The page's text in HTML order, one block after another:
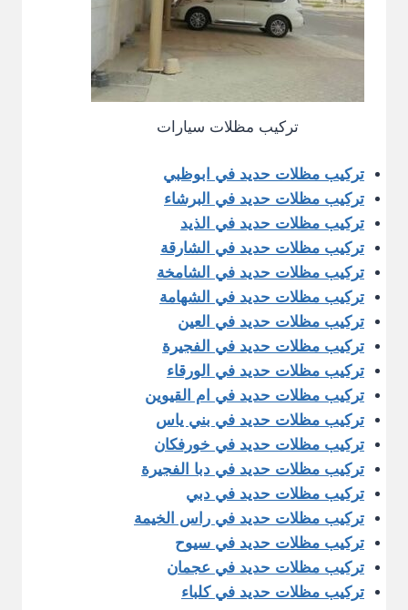
تركيب مظلات سيارات
تركيب مظلات حديد في ابوظبي
تركيب مظلات حديد في البرشاء
تركيب مظلات حديد في الذيد
تركيب مظلات حديد في الشارقة
تركيب مظلات حديد في الشامخة
تركيب مظلات حديد في الشهامة
تركيب مظلات حديد في العين
تركيب مظلات حديد في الفجيرة
تركيب مظلات حديد في الورقاء
تركيب مظلات حديد في ام القيوين
تركيب مظلات حديد في بني ياس
تركيب مظلات حديد في خورفكان
تركيب مظلات حديد في دبا الفجيرة
تركيب مظلات حديد في دبي
تركيب مظلات حديد في راس الخيمة
تركيب مظلات حديد في سيوح
تركيب مظلات حديد في عجمان
تركيب مظلات حديد في كلباء